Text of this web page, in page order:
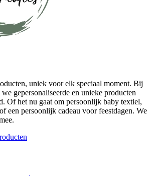
uniek voor elk speciaal moment. Bij
gepersonaliseerde en unieke producten
Of het nu gaat om persoonlijk baby textiel,
een persoonlijk cadeau voor feestdagen. We